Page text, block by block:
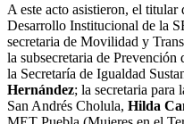
A este acto asistieron, el
Desarrollo Institucional de la
secretaria de Movilidad y
la subsecretaria de
la Secretaría de Igualdad
Hernández; la secretaria para
San Andrés Cholula, Hilda